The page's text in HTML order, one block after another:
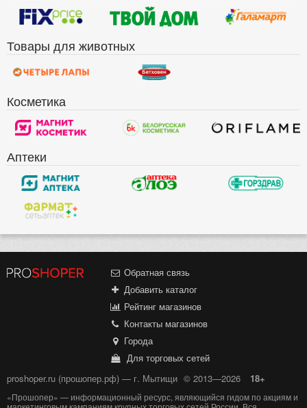
Товары для животных
Косметика
Аптеки
Обратная связь
Добавить каталог
Рейтинг магазинов
Контакты магазинов
Города
Для торговых сетей
proshoper.ru (прошопер.рф) — г. Мытищи © 2013—2026 18+
«Прошопер» — информационный ресурс, являющийся гидом по акциям и